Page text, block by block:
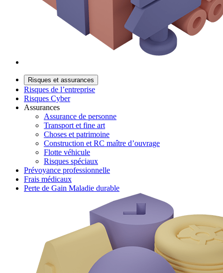
Risques et assurances
Risques de l’entreprise
Risques Cyber
Assurances
Assurance de personne
Transport et fine art
Choses et patrimoine
Construction et RC maître d’ouvrage
Flotte véhicule
Risques spéciaux
Prévoyance professionnelle
Frais médicaux
Perte de Gain Maladie durable